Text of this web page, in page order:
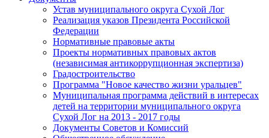
Устав муниципального округа Сухой Лог
Реализация указов Президента Российской
Федерации
Нормативные правовые акты
Проекты нормативных правовых актов
(независимая антикоррупционная экспертиза)
Градостроительство
Программа "Новое качество жизни уральцев"
Муниципальная программа действий в интересах
детей на территории муниципального округа
Сухой Лог на 2013 - 2017 годы
Документы Советов и Комиссий